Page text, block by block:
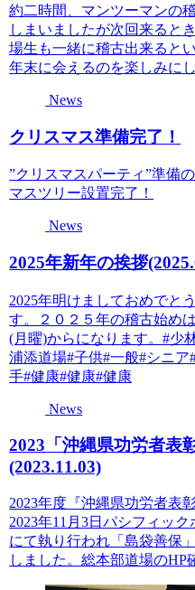
約二時間、マンツーマンの
しまいましたが次回来ると
場生も一緒に稽古出来ると
年末に会えるのを楽しみに
News
クリスマス準備完了！
”クリスマスパーティ”準備
マスツリー設置完了！
News
2025年新年の挨拶
2025年明けましておめでと
す。２０２５年の稽古始め
(月曜)からになります。#少
浦添道場#子供#一般#シニア
手#健康#健康#健康
News
2023「沖縄県功労者表
(2023.11.03)
2023年度『沖縄県功労者表
2023年11月3日パシフィック
にて執り行われ「島袋善保
しました。総本部道場のHP